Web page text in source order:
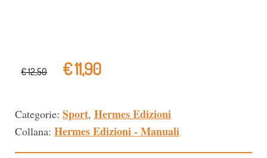
€ 12,50 € 11,90
Categorie: Sport, Hermes Edizioni
Collana: Hermes Edizioni - Manuali